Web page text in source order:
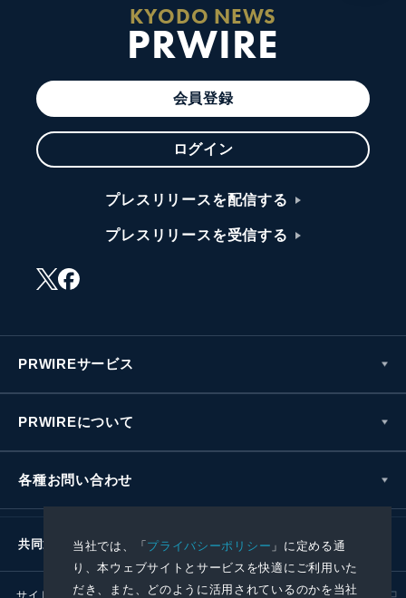
当社では、「プライバシーポリシー 」に定める通
り、本ウェブサイトとサービスを快適にご利用いた
だき、また、どのように活用されているのかを当社
KYODO NEWS
PRWIRE
会員登録
ログイン
プレスリリースを配信する
プレスリリースを受信する
PRWIREサービス
PRWIREについて
各種お問い合わせ
共同通信社グループ